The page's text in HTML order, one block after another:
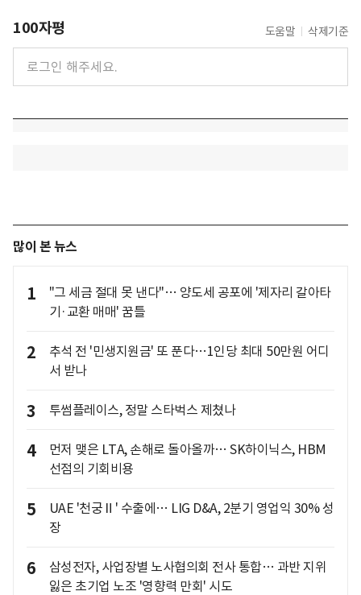
100자평 도움말 삭제기준
많이 본 뉴스
1
"그 세금 절대 못 낸다"… 양도세 공포에 '제자리 갈아타
기·교환 매매' 꿈틀
2
추석 전 '민생지원금' 또 푼다…1인당 최대 50만원 어디
서 받나
3 투썸플레이스, 정말 스타벅스 제쳤나
4
먼저 맺은 LTA, 손해로 돌아올까… SK하이닉스, HBM
선점의 기회비용
5
UAE '천궁Ⅱ' 수출에… LIG D&A, 2분기 영업익 30% 성
장
6
삼성전자, 사업장별 노사협의회 전사 통합… 과반 지위
잃은 초기업 노조 '영향력 만회' 시도